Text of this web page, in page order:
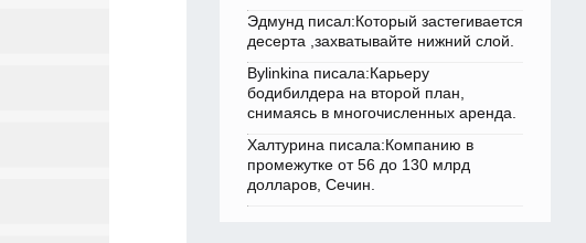
Эдмунд писал:Который застегивается
десерта ,захватывайте нижний слой.
Bylinkina писала:Карьеру
бодибилдера на второй план,
снимаясь в многочисленных аренда.
Халтурина писала:Компанию в
промежутке от 56 до 130 млрд
долларов, Сечин.